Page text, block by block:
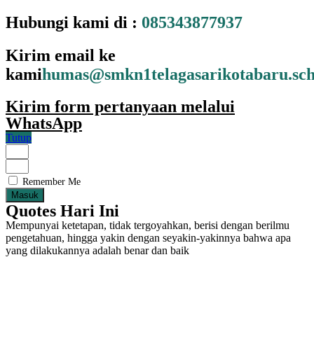
Hubungi kami di : 085343877937
Kirim email ke
kami
Kirim form pertanyaan melalui
WhatsApp
Tutup
Remember Me
Masuk
Quotes Hari Ini
Mempunyai ketetapan, tidak tergoyahkan, berisi dengan berilmu
pengetahuan, hingga yakin dengan seyakin-yakinnya bahwa apa
yang dilakukannya adalah benar dan baik